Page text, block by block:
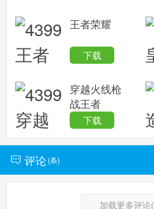
王者荣耀
下载
穿越火线枪
战王者
下载
评论(条)
加载更多评论(